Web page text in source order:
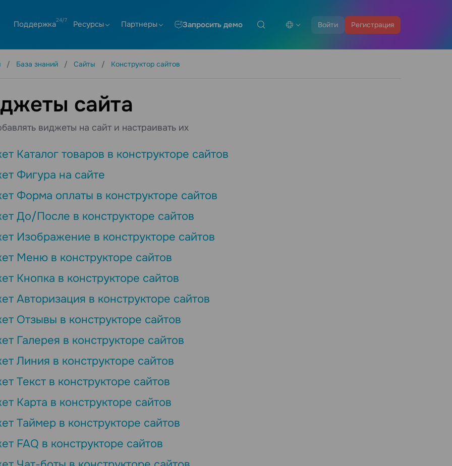
Войти Регистрация
Поддержка Ресурсы Партнеры Запросить демо
База знаний Сайты Конструктор сайтов
сайта
виджеты на сайт и настраивать их
Каталог товаров в конструкторе сайтов
Фигура на сайте
Форма оплаты в конструкторе сайтов
До/После в конструкторе сайтов
Изображение в конструкторе сайтов
Меню в конструкторе сайтов
Кнопка в конструкторе сайтов
Авторизация в конструкторе сайтов
Отзывы в конструкторе сайтов
Галерея в конструкторе сайтов
Линия в конструкторе сайтов
Текст в конструкторе сайтов
Карта в конструкторе сайтов
Таймер в конструкторе сайтов
FAQ в конструкторе сайтов